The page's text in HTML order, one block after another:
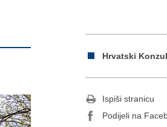
Hrvatski
Ispiši stranicu
Podijeli na